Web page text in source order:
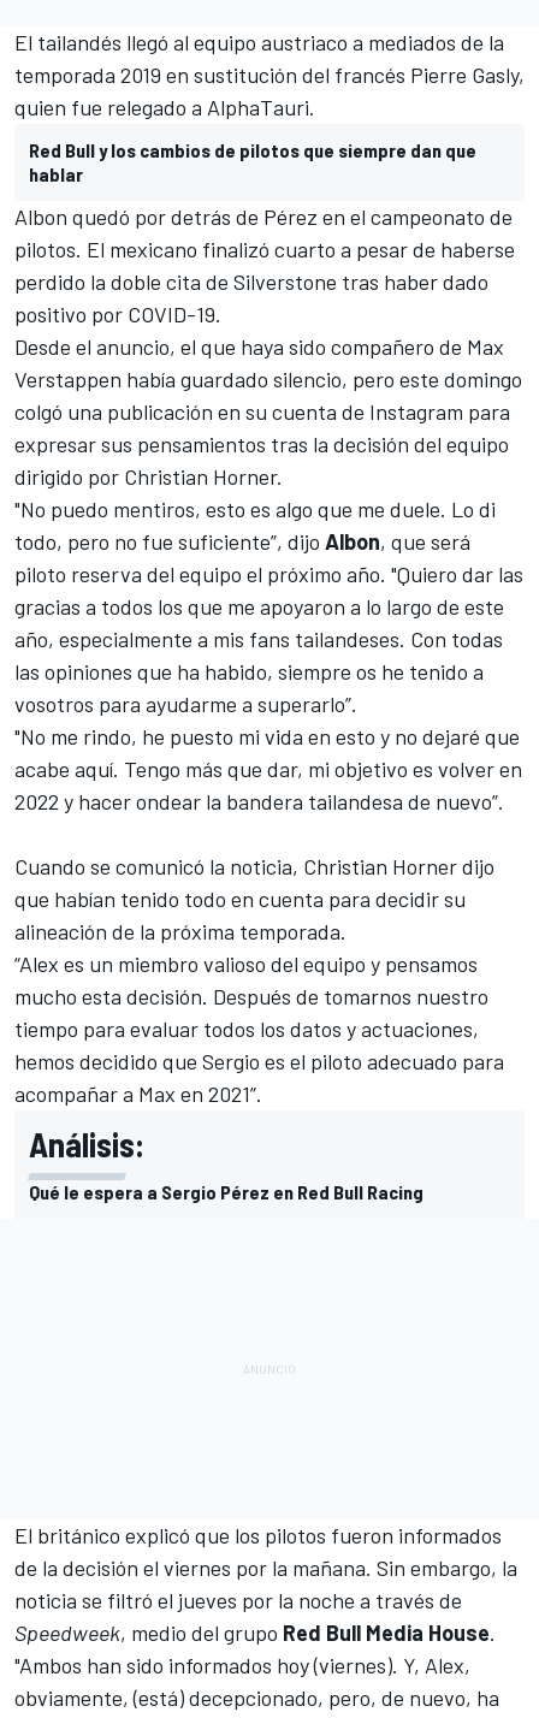
El tailandés llegó al equipo austriaco a mediados de la
temporada 2019 en sustitución del francés Pierre Gasly,
quien fue relegado a AlphaTauri.
Red Bull y los cambios de pilotos que siempre dan que
hablar
Albon quedó por detrás de Pérez en el campeonato de
pilotos. El mexicano finalizó cuarto a pesar de haberse
perdido la doble cita de Silverstone tras haber dado
positivo por COVID-19.
Desde el anuncio, el que haya sido compañero de Max
Verstappen había guardado silencio, pero este domingo
colgó una publicación en su cuenta de Instagram para
expresar sus pensamientos tras la decisión del equipo
dirigido por Christian Horner.
"No puedo mentiros, esto es algo que me duele. Lo di
todo, pero no fue suficiente”, dijo Albon, que será
piloto reserva del equipo el próximo año. "Quiero dar las
gracias a todos los que me apoyaron a lo largo de este
año, especialmente a mis fans tailandeses. Con todas
las opiniones que ha habido, siempre os he tenido a
vosotros para ayudarme a superarlo”.
"No me rindo, he puesto mi vida en esto y no dejaré que
acabe aquí. Tengo más que dar, mi objetivo es volver en
2022 y hacer ondear la bandera tailandesa de nuevo”.
Cuando se comunicó la noticia, Christian Horner dijo
que habían tenido todo en cuenta para decidir su
alineación de la próxima temporada.
“Alex es un miembro valioso del equipo y pensamos
mucho esta decisión. Después de tomarnos nuestro
tiempo para evaluar todos los datos y actuaciones,
hemos decidido que Sergio es el piloto adecuado para
acompañar a Max en 2021”.
Análisis:
Qué le espera a Sergio Pérez en Red Bull Racing
El británico explicó que los pilotos fueron informados
de la decisión el viernes por la mañana. Sin embargo, la
noticia se filtró el jueves por la noche a través de
Speedweek, medio del grupo Red Bull Media House.
"Ambos han sido informados hoy (viernes). Y, Alex,
obviamente, (está) decepcionado, pero, de nuevo, ha